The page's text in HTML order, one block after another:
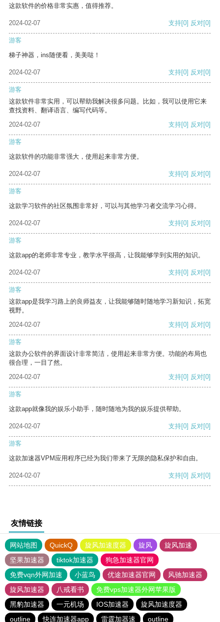
这款软件的价格非常实惠，值得推荐。
2024-02-07 支持[0] 反对[0]
游客
梯子神器，ins随便看，美美哒！
2024-02-07 支持[0] 反对[0]
游客
这款软件非常实用，可以帮助我解决很多问题。比如，我可以使用它来
查找资料、翻译语言、编写代码等。
2024-02-07
支持[0] 反对[0]
游客
这款软件的功能非常强大，使用起来非常方便。
2024-02-07 支持[0] 反对[0]
游客
这款学习软件的社区氛围非常好，可以与其他学习者交流学习心得。
2024-02-07 支持[0] 反对[0]
游客
这款app的老师非常专业，教学水平很高，让我能够学到实用的知识。
2024-02-07 支持[0] 反对[0]
游客
这款app是我学习路上的良师益友，让我能够随时随地学习新知识，拓宽
视野。
2024-02-07
支持[0] 反对[0]
游客
这款办公软件的界面设计非常简洁，使用起来非常方便。功能的布局也
很合理，一目了然。
2024-02-07
支持[0] 反对[0]
游客
这款app就像我的娱乐小助手，随时随地为我的娱乐提供帮助。
2024-02-07 支持[0] 反对[0]
游客
这款加速器VPM应用程序已经为我们带来了无限的隐私保护和自由。
2024-02-07 支持[0] 反对[0]
友情链接
网站地图 QuickQ 旋风加速度器 旋风
旋风加速
坚果加速器
tiktok加速器
狗急加速器官网
免费vqn外网加速
小蓝鸟 优途加速器官网
风驰加速器
旋风加速器
八戒看书
免费vps加速器外网苹果版
黑豹加速器
一元机场 IOS加速器
旋风加速度器
outline
快连加速器app 雷霆加器速 outline